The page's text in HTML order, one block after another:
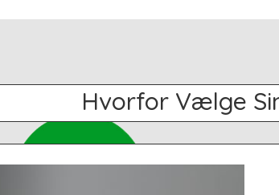
Hvorfor Vælge